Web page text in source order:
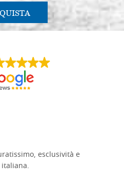
esclusività e